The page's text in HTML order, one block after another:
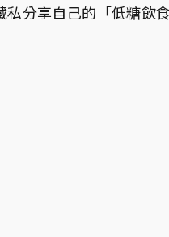
私分享自己的「低糖飲